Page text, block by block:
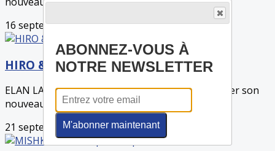
16 septembre 2021
HIRO & CO devient sponsor pour ELB !
ELAN LAGNY BASKET a le plaisir de vous présenter son
nouveau partenaire pour cette saison : ...
21 septembre 2021
ABONNEZ-VOUS À
NOTRE NEWSLETTER
M'abonner maintenant